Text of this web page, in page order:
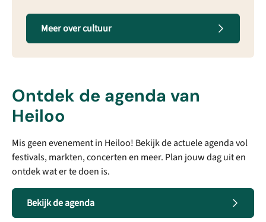
Meer over cultuur
Ontdek de agenda van
Heiloo
Mis geen evenement in Heiloo! Bekijk de actuele agenda vol
festivals, markten, concerten en meer. Plan jouw dag uit en
ontdek wat er te doen is.
Bekijk de agenda